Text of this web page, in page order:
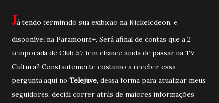
Já tendo terminado sua exibição na Nickelodeon, e
disponível na Paramount+. Será afinal de contas que a 2
temporada de Club 57 tem chance ainda de passar na TV
Cultura? Constantemente costumo a receber essa
pergunta aqui no Telejuve, dessa forma para atualizar meus
seguidores, decidi correr atrás de maiores informações